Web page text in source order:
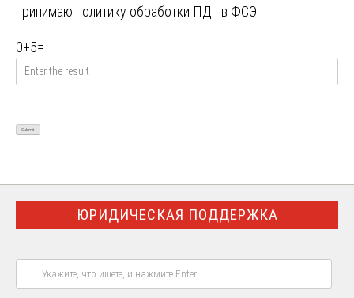
принимаю политику обработки ПДн в ФСЭ
0+5=
ЮРИДИЧЕСКАЯ ПОДДЕРЖКА